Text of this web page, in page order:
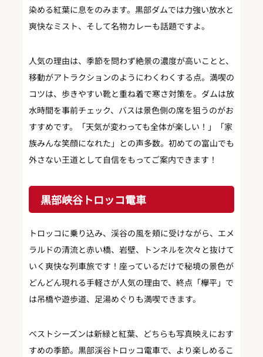
染める紅葉に息をのみます。黒部ダムでは力強い放水と
爽快なミスト、そして名物カレーも話題ですよ。
人気の理由は、季節を問わず絶景の濃度が高いことと、
移動がアトラクションのようにわくわくする点。満喫の
コツは、歩きやすい靴と重ね着で寒さ対策を。ダムは放
水時間を事前チェック、バスは景色側の席を狙うのがお
すすめです。「天気が変わっても全体が楽しい！」「家
族みんな笑顔になれた」との声多数。初めての富山でも
外さない王道として自信をもってご案内できます！
黒部峡谷トロッコ電車
トロッコに乗り込み、渓谷の風を頬に受けながら、エメ
ラルドの清流と赤い橋、岩壁、トンネルを次々と抜けて
いく爽快な列車旅です！座っているだけで秘境の景色が
どんどん現れる手軽さが人気の理由で、終点「欅平」で
は吊橋や遊歩道、足湯めぐりも満喫できます。
ベストシーズンは新緑と紅葉、どちらも写真映えにおす
すめの季節。黒部渓谷トロッコ電車で、より楽しめるこ